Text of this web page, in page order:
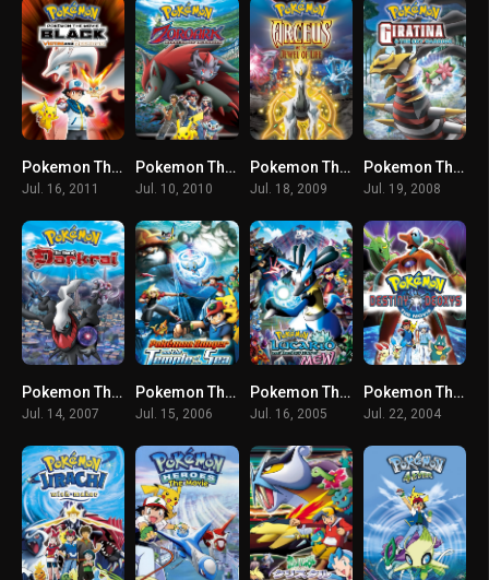
Pokemon The Movie 14 (2011) โปเกม่อน เดอะมูฟวี่ 14 วิคตินี่กับวีรบุรุษสีดำ เซครอม ซับไทย
Jul. 16, 2011
Pokemon The Movie 13 (2010) โปเกม่อน เดอะมูฟวี่ 13 โซโลอาร์ค เจ้าแห่งมายา พากย์ไทย
Jul. 10, 2010
Pokemon The Movie 12 (2009) โปเกม่อน เดอะมูฟวี่ 12 อาร์เซอุส สู่ชัยชนะแห่งห้วงจักรวาล พากย์ไทย
Jul. 18, 2009
Pokemon The Movie 11 (2008) โปเกม่อน เดอะมูฟวี่ 11 กิราติน่ากับช่อดอกไม้แห่งท้องฟ้าน้ำแข็ง พากย์ไทย
Jul. 19, 2008
Pokemon The Movie 10 (2007) โปเกม่อน เดอะมูฟวี่ 10 เดียร์ก้า Vs พาลเกีย Vs ดาร์คไร พากย์ไทย
Jul. 14, 2007
Pokemon The Movie 09 (2006) โปเกม่อน เดอะมูฟวี่ 9 เรนเจอร์กับเจ้าชายมานาฟี่แห่งท้องทะเล พากย์ไทย
Jul. 15, 2006
Pokemon The Movie 08 (2005) โปเกม่อน เดอะมูฟวี่ 8 มิวและอัศวินคลื่นพลัง พากย์ไทย
Jul. 16, 2005
Pokemon The Movie 07 (2004) โปเกม่อน เดอะมูฟวี่ 7 เดโอคิซิส ปะทะ เร็คคูซ่า พากย์ไทย
Jul. 22, 2004